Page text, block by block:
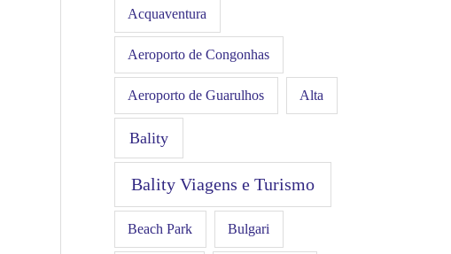
Acquaventura
Aeroporto de Congonhas
Aeroporto de Guarulhos Alta
Bality
Bality Viagens e Turismo
Beach Park Bulgari